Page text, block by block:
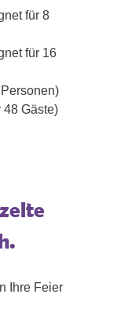
für 8
für 16
48 Gäste)
Ihre Feier